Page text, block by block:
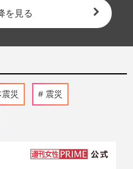
を見る
災 震災